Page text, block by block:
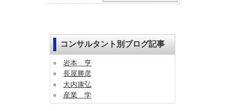
コンサルタント別ブログ記事
岩本 亨
長屋勝彦
大内康弘
産業 学